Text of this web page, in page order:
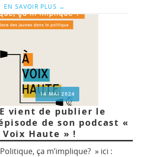
EN SAVOIR PLUS →
14 MAI 2024
vient de publier le
de son podcast «
Voix Haute » !
ça m’implique? » ici :